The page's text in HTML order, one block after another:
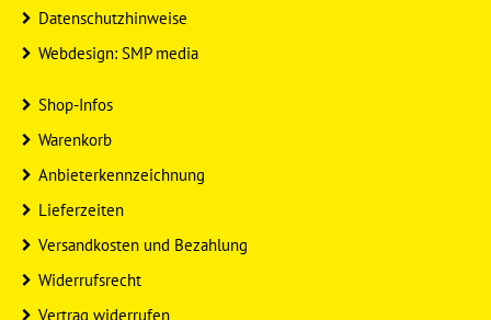
Datenschutzhinweise
Webdesign: SMP media
Shop-Infos
Warenkorb
Anbieterkennzeichnung
Lieferzeiten
Versandkosten und Bezahlung
Widerrufsrecht
Vertrag widerrufen